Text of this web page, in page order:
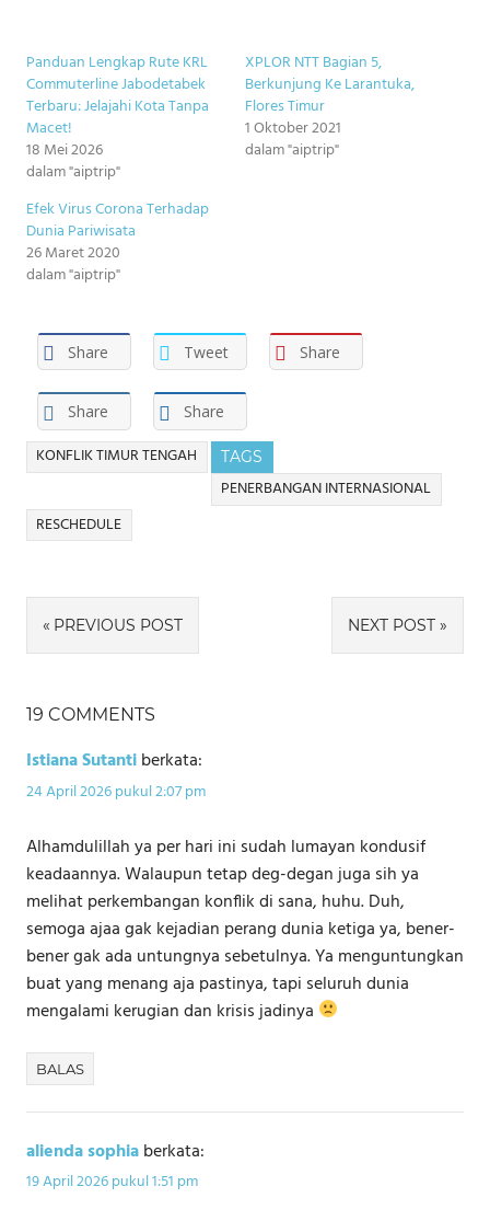
Panduan Lengkap Rute KRL
Commuterline Jabodetabek
Terbaru: Jelajahi Kota Tanpa
Macet!
18 Mei 2026
dalam "aiptrip"
XPLOR NTT Bagian 5,
Berkunjung Ke Larantuka,
Flores Timur
1 Oktober 2021
dalam "aiptrip"
Efek Virus Corona Terhadap
Dunia Pariwisata
26 Maret 2020
dalam "aiptrip"
Share Tweet Share
Share Share
TAGS
KONFLIK TIMUR TENGAH
PENERBANGAN INTERNASIONAL
RESCHEDULE
Navigasi
pos
PREVIOUS POST NEXT POST
19 COMMENTS
Istiana Sutantiberkata:
24 April 2026 pukul 2:07 pm
Alhamdulillah ya per hari ini sudah lumayan kondusif
keadaannya. Walaupun tetap deg-degan juga sih ya
melihat perkembangan konflik di sana, huhu. Duh,
semoga ajaa gak kejadian perang dunia ketiga ya, bener-
bener gak ada untungnya sebetulnya. Ya menguntungkan
buat yang menang aja pastinya, tapi seluruh dunia
mengalami kerugian dan krisis jadinya
BALAS
alienda sophiaberkata:
19 April 2026 pukul 1:51 pm